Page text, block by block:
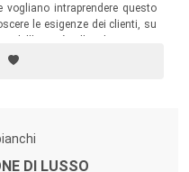
vogliano intraprendere questo
le esigenze dei clienti, su
da esercitare.
DI LUSSO